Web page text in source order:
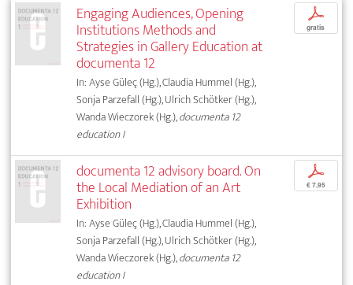
Engaging Audiences, Opening
Institutions Methods and
Strategies in Gallery Education at
documenta 12
In: Ayse Güleç (Hg.), Claudia Hummel (Hg.),
Sonja Parzefall (Hg.), Ulrich Schötker (Hg.),
Wanda Wieczorek (Hg.),documenta 12
education I
p
gratis
documenta 12 advisory board. On
the Local Mediation of an Art
Exhibition
In: Ayse Güleç (Hg.), Claudia Hummel (Hg.),
Sonja Parzefall (Hg.), Ulrich Schötker (Hg.),
Wanda Wieczorek (Hg.),documenta 12
education I
p
€ 7,95